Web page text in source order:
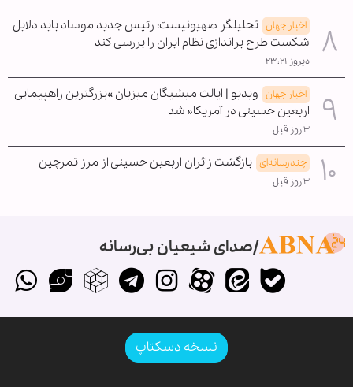
اخبار جهان تحلیلگر صهیونیست: رئیس جدید موساد باید دلایل
شکست طرح براندازی نظام ایران را بررسی کند
دیروز ۲۳:۲۱
اخبار جهان ویدیو | ایالت میشیگان میزبان »بزرگترین راهپیمایی
اربعین حسینی در آمریکا« شد
۳ روز قبل
چندرسانه‌ای بازگشت زائران اربعین حسینی از مرز تمرچین
۳ روز قبل
صدای شیعیان بی‌رسانه
نسخه دسکتاپ